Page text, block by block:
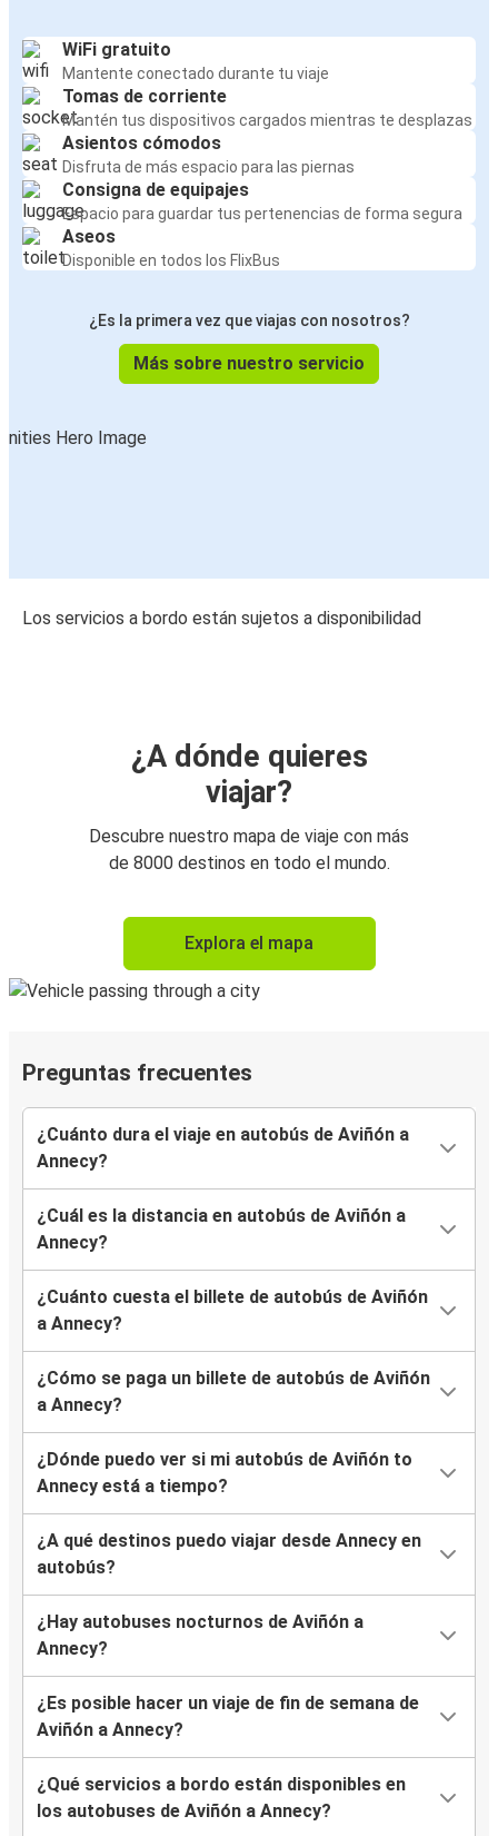
WiFi gratuito
Mantente conectado durante tu viaje
Tomas de corriente
Mantén tus dispositivos cargados mientras te desplazas
Asientos cómodos
Disfruta de más espacio para las piernas
Consigna de equipajes
Espacio para guardar tus pertenencias de forma segura
Aseos
Disponible en todos los FlixBus
¿Es la primera vez que viajas con nosotros?
Más sobre nuestro servicio
Los servicios a bordo están sujetos a disponibilidad
¿A dónde quieres
viajar?
Descubre nuestro mapa de viaje con más
de 8000 destinos en todo el mundo.
Explora el mapa
Preguntas frecuentes
¿Cuánto dura el viaje en autobús de Aviñón a
Annecy?
¿Cuál es la distancia en autobús de Aviñón a
Annecy?
¿Cuánto cuesta el billete de autobús de Aviñón
a Annecy?
¿Cómo se paga un billete de autobús de Aviñón
a Annecy?
¿Dónde puedo ver si mi autobús de Aviñón to
Annecy está a tiempo?
¿A qué destinos puedo viajar desde Annecy en
autobús?
¿Hay autobuses nocturnos de Aviñón a
Annecy?
¿Es posible hacer un viaje de fin de semana de
Aviñón a Annecy?
¿Qué servicios a bordo están disponibles en
los autobuses de Aviñón a Annecy?